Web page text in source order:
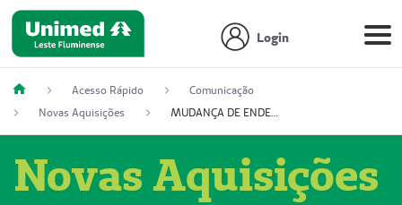
Login
Acesso Rápido
Comunicação
Novas Aquisições
MUDANÇA DE ENDEREÇO - DIAGITAB SERVIÇOS MÉDICOS LTDA (54003267-5)
Novas Aquisições